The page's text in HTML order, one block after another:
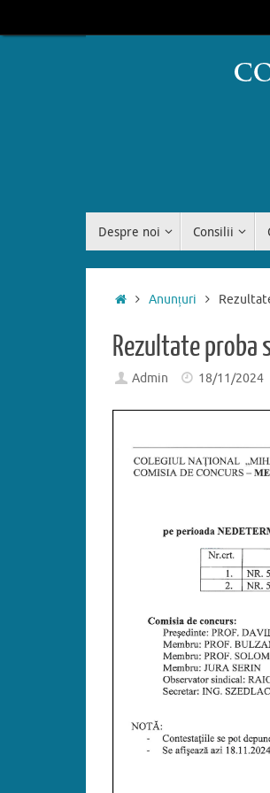
la
Despre noi Consilii
PrimaAnunțuri
Rezultate proba
Admin 18/11/2024